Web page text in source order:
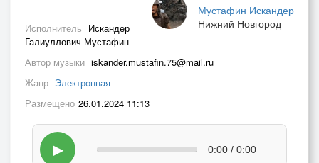
Мустафин Искандер
Нижний Новгород
Исполнитель Искандер
Галиуллович Мустафин
Автор музыки iskander.mustafin.75@mail.ru
Жанр Электронная
Размещено 26.01.2024 11:13
▶ 0:00 / 0:00